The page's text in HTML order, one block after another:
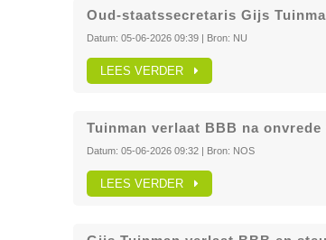
Oud-staatssecretaris Gijs
Datum: 05-06-2026 09:39| Bron: NU
LEES VERDER
Tuinman verlaat BBB na
Datum: 05-06-2026 09:32| Bron: NOS
LEES VERDER